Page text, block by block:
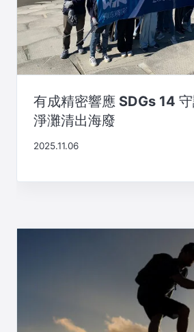
有成精密響應 SDGs 14
淨灘清出海廢
2025.11.06